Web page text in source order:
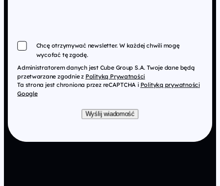
Chcę otrzymywać newsletter. W każdej chwili mogę
wycofać tę zgodę.
Administratorem danych jest Cube Group S.A. Twoje dane będą
przetwarzane zgodnie z Polityką Prywatności
Ta strona jest chroniona przez reCAPTCHA i Polityką prywatności
Google
Wyślij wiadomość